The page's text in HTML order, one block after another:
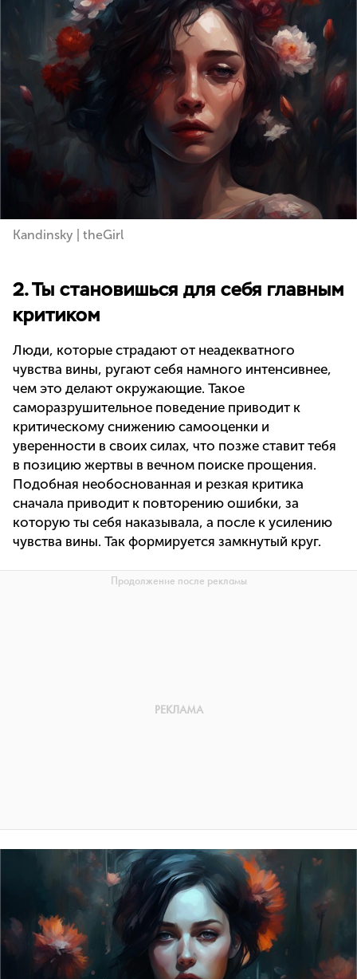
Kandinsky | theGirl
2. Ты становишься для себя главным
критиком
Люди, которые страдают от неадекватного
чувства вины, ругают себя намного интенсивнее,
чем это делают окружающие. Такое
саморазрушительное поведение приводит к
критическому снижению самооценки и
уверенности в своих силах, что позже ставит тебя
в позицию жертвы в вечном поиске прощения.
Подобная необоснованная и резкая критика
сначала приводит к повторению ошибки, за
которую ты себя наказывала, а после к усилению
чувства вины. Так формируется замкнутый круг.